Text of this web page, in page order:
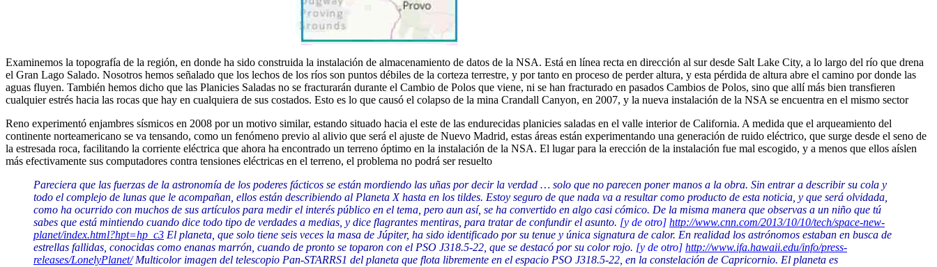
Examinemos la topografía de la región, en donde ha sido construida la instalación de almacenamiento de datos de la NSA. Está en línea recta en dirección al sur desde Salt Lake City, a lo largo del río que drena
el Gran Lago Salado. Nosotros hemos señalado que los lechos de los ríos son puntos débiles de la corteza terrestre, y por tanto en proceso de perder altura, y esta pérdida de altura abre el camino por donde las
aguas fluyen. También hemos dicho que las Planicies Saladas no se fracturarán durante el Cambio de Polos que viene, ni se han fracturado en pasados Cambios de Polos, sino que allí más bien transfieren
cualquier estrés hacia las rocas que hay en cualquiera de sus costados. Esto es lo que causó el colapso de la mina Crandall Canyon, en 2007, y la nueva instalación de la NSA se encuentra en el mismo sector
Reno experimentó enjambres sísmicos en 2008 por un motivo similar, estando situado hacia el este de las endurecidas planicies saladas en el valle interior de California. A medida que el arqueamiento del
continente norteamericano se va tensando, como un fenómeno previo al alivio que será el ajuste de Nuevo Madrid, estas áreas están experimentando una generación de ruido eléctrico, que surge desde el seno de
la estresada roca, facilitando la corriente eléctrica que ahora ha encontrado un terreno óptimo en la instalación de la NSA. El lugar para la erección de la instalación fue mal escogido, y a menos que ellos aíslen
más efectivamente sus computadores contra tensiones eléctricas en el terreno, el problema no podrá ser resuelto
Pareciera que las fuerzas de la astronomía de los poderes fácticos se están mordiendo las uñas por decir la verdad … solo que no parecen poner manos a la obra. Sin entrar a describir su cola y
todo el complejo de lunas que le acompañan, ellos están describiendo al Planeta X hasta en los tildes. Estoy seguro de que nada va a resultar como producto de esta noticia, y que será olvidada,
como ha ocurrido con muchos de sus artículos para medir el interés público en el tema, pero aun así, se ha convertido en algo casi cómico. De la misma manera que observas a un niño que tú
sabes que está mintiendo cuando dice todo tipo de verdades a medias, y dice flagrantes mentiras, para tratar de confundir el asunto. [y de otro] http://www.cnn.com/2013/10/10/tech/space-new-
planet/index.html?hpt=hp_c3 El planeta, que solo tiene seis veces la masa de Júpiter, ha sido identificado por su tenue y única signatura de calor. En realidad los astrónomos estaban en busca de
estrellas fallidas, conocidas como enanas marrón, cuando de pronto se toparon con el PSO J318.5-22, que se destacó por su color rojo. [y de otro] http://www.ifa.hawaii.edu/info/press-
releases/LonelyPlanet/Multicolor imagen del telescopio Pan-STARRS1 del planeta que flota libremente en el espacio PSO J318.5-22, en la constelación de Capricornio. El planeta es